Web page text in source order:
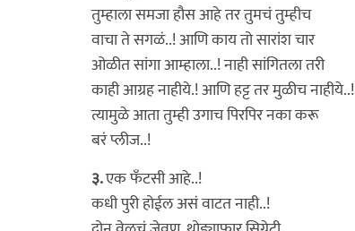
तुम्हाला समजा हौस आहे तर तुमचं तुम्हीच
वाचा ते सगळं..! आणि काय तो सारांश चार
ओळीत सांगा आम्हाला..! नाही सांगितला तरी
काही आग्रह नाहीये.! आणि हट्ट तर मुळीच नाहीये..!
त्यामुळे आता तुम्ही उगाच पिरपिर नका करू
बरं प्लीज..!
३.एक फॅंटसी आहे..!
कधी पुरी होईल असं वाटत नाही..!